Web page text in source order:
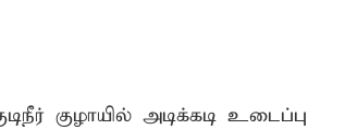
குழாயில் அடிக்கடி உடைப்பு